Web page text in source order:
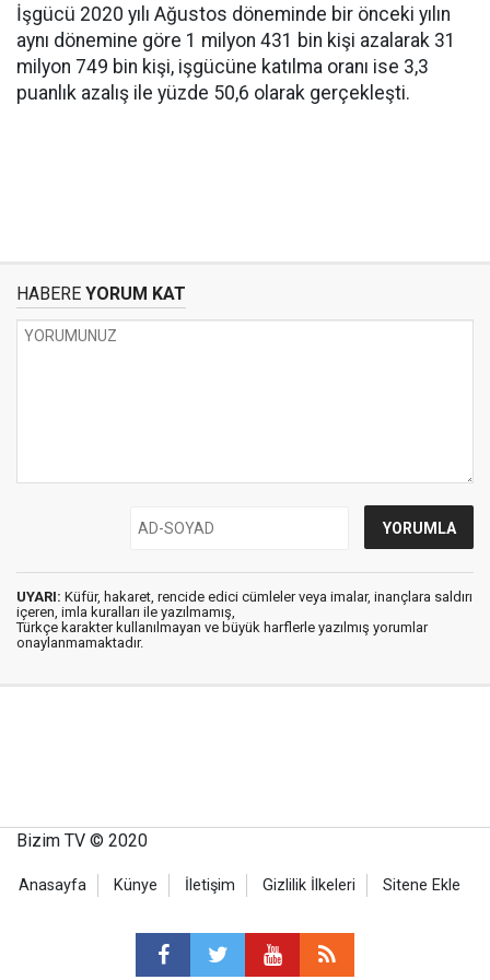
İşgücü 2020 yılı Ağustos döneminde bir önceki yılın
aynı dönemine göre 1 milyon 431 bin kişi azalarak 31
milyon 749 bin kişi, işgücüne katılma oranı ise 3,3
puanlık azalış ile yüzde 50,6 olarak gerçekleşti.
HABERE YORUM KAT
UYARI: Küfür, hakaret, rencide edici cümleler veya imalar, inançlara saldırı
içeren, imla kuralları ile yazılmamış,
Türkçe karakter kullanılmayan ve büyük harflerle yazılmış yorumlar
onaylanmamaktadır.
Bizim TV © 2020
Anasayfa Künye İletişim Gizlilik İlkeleri Sitene Ekle